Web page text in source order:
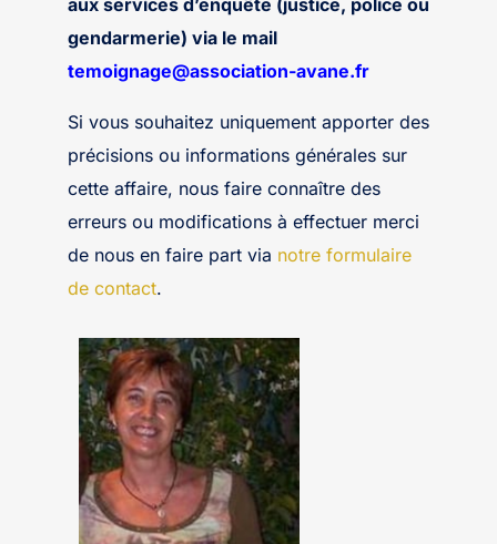
aux services d’enquête (justice, police ou
gendarmerie) via le mail
temoignage@association-avane.fr
Si vous souhaitez uniquement apporter des
précisions ou informations générales sur
cette affaire, nous faire connaître des
erreurs ou modifications à effectuer merci
de nous en faire part via notre formulaire
de contact.